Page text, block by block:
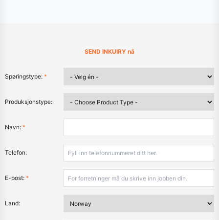
SEND INKUIRY nå
Spøringstype: *
Produksjonstype:
Navn: *
Telefon:
E-post: *
Land: